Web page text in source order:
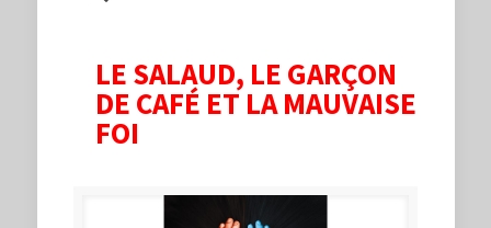
LE SALAUD, LE GARÇON
DE CAFÉ ET LA MAUVAISE
FOI